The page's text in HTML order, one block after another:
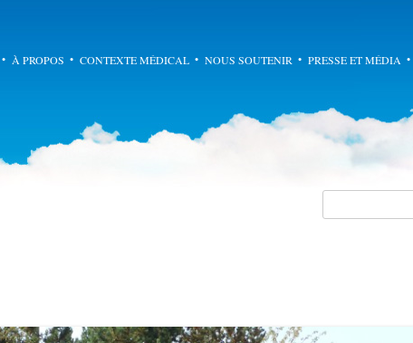
À PROPOS CONTEXTE MÉDICAL NOUS SOUTENIR PRESSE ET MÉDIA
Recherche pour :